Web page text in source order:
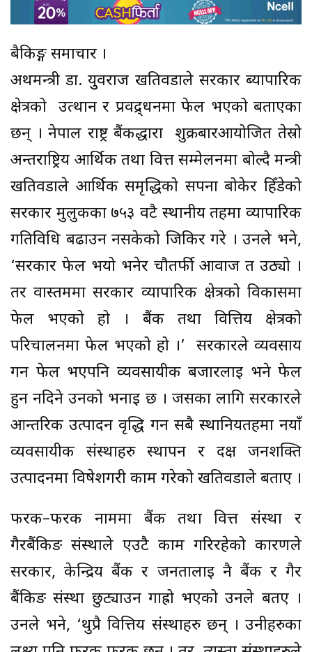
बैकिङ्ग समाचार ।
अर्थमन्त्री डा. युुवराज खतिवडाले सरकार ब्यापारिक
क्षेत्रको उत्थान र प्रवद्र्धनमा फेल भएको बताएका
छन् । नेपाल राष्ट्र बैंकद्धारा शुक्रबारआयोजित तेस्रो
अन्तर्राष्ट्रिय आर्थिक तथा वित्त सम्मेलनमा बोल्दै मन्त्री
खतिवडाले आर्थिक समृद्धिको सपना बोकेर हिँडेको
सरकार मुलुकका ७५३ वटै स्थानीय तहमा व्यापारिक
गतिविधि बढाउन नसकेको जिकिर गरे । उनले भने,
‘सरकार फेल भयो भनेर चौतर्फी आवाज त उठ्यो ।
तर वास्तममा सरकार व्यापारिक क्षेत्रको विकासमा
फेल भएको हो । बैंक तथा वित्तिय क्षेत्रको
परिचालनमा फेल भएको हो ।’ सरकारले व्यवसाय
गर्न फेल भएपनि व्यवसायीक बजारलाई भने फेल
हुन नदिने उनको भनाइ छ । जसका लागि सरकारले
आन्तरिक उत्पादन वृद्धि गर्न सबै स्थानियतहमा नयाँ
व्यवसायीक संस्थाहरु स्थापन र दक्ष जनशक्ति
उत्पादनमा विषेशगरी काम गरेको खतिवडाले बताए ।
फरक–फरक नाममा बैंक तथा वित्त संस्था र
गैरबैंकिङ संस्थाले एउटै काम गरिरहेको कारणले
सरकार, केन्द्रिय बैंक र जनतालाई नै बैंक र गैर
बैंकिङ संस्था छुट्याउन गाह्रो भएको उनले बतए ।
उनले भने, ‘थुप्रै वित्तिय संस्थाहरु छन् । उनीहरुका